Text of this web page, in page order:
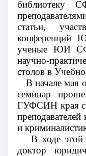
библиотеку
статьи,
ученые ЮИ
научно-
столов в
В начале мая
семинар
ГУФСИН края с
и
В ходе этой
доктор